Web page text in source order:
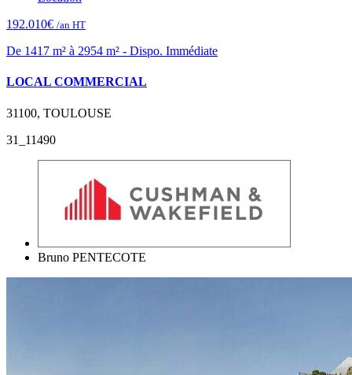
192.010€ /an HT
De 1417 m² à 2954 m² - Dispo. Immédiate
LOCAL COMMERCIAL
31100, TOULOUSE
31_11490
Bruno PENTECOTE